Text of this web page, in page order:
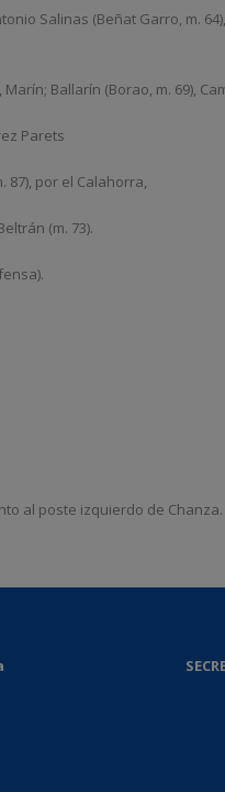
Salinas (Beñat Garro, m.
Ballarín (Borao, m. 69),
Parets
87), por el Calahorra,
(m. 73).
al poste izquierdo de Chanza.